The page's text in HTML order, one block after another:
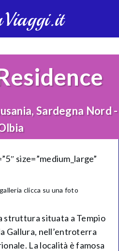
Sardegna Nord -
size=”medium_large”
clicca su una foto
struttura situata a Tempio
Gallura, nell’entroterra
La località è famosa